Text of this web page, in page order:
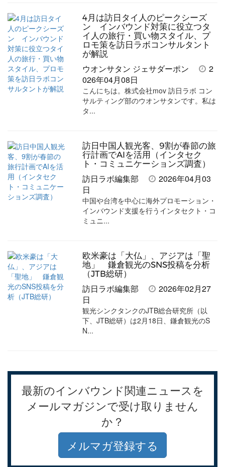
追
加
4月は訪日タイ人のピークシーズ
ン インバウンド対策に役立つタ
イ人の旅行・買い物スタイル、プ
ロモ策を訪日ラボコンサルタント
が解説
ウオンサタン ジェサダーポン
2
026年04月08日
こんにちは。株式会社mov 訪日ラボ コン
サルティング部のウオンサタンです。私は
タ...
訪日中国人観光客、9割が春節の旅
行計画でAIを活用（インタセク
ト・コミュニケーションズ調査）
訪日ラボ編集部
2026年04月03
日
中国や台湾を中心に海外プロモーション・
インバウンド支援を行うインタセクト・コ
ミュニ...
欧米豪は「大仏」、アジアは「聖
地」 鎌倉観光のSNS投稿を分析
（JTB総研）
訪日ラボ編集部
2026年02月27
日
観光シンクタンクのJTB総合研究所（以
下、JTB総研）は2月18日、鎌倉観光のS
N...
最新のインバウンド関連ニュースを
メールマガジンで受け取りません
か？
メルマガ登録する